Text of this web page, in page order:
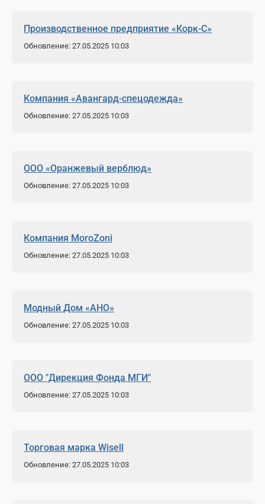
Производственное предприятие «Корк-С»
Обновление: 27.05.2025 10:03
Компания «Авангард-спецодежда»
Обновление: 27.05.2025 10:03
ООО «Оранжевый верблюд»
Обновление: 27.05.2025 10:03
Компания МoroZoni
Обновление: 27.05.2025 10:03
Модный Дом «АНО»
Обновление: 27.05.2025 10:03
ООО "Дирекция Фонда МГИ"
Обновление: 27.05.2025 10:03
Торговая марка Wisell
Обновление: 27.05.2025 10:03